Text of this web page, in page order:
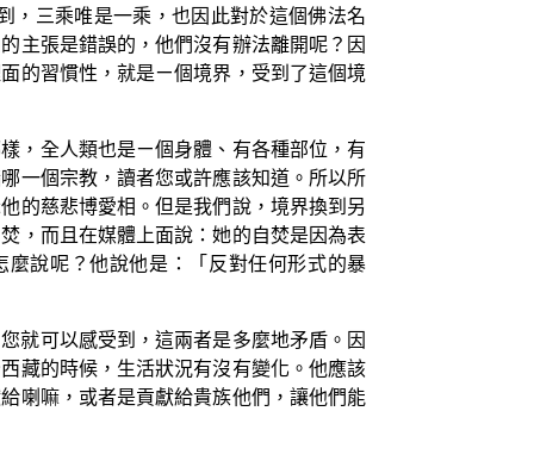
，三乘唯是一乘，也因此對於這個佛法名
主張是錯誤的，他們沒有辦法離開呢？因
的習慣性，就是ㄧ個境界，受到了這個境
，全人類也是ㄧ個身體、有各種部位，有
一個宗教，讀者您或許應該知道。所以所
的慈悲博愛相。但是我們說，境界換到另
，而且在媒體上面說：她的自焚是因為表
說呢？他說他是：「反對任何形式的暴
就可以感受到，這兩者是多麼地矛盾。因
藏的時候，生活狀況有沒有變化。他應該
喇嘛，或者是貢獻給貴族他們，讓他們能